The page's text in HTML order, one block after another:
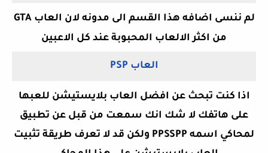
لم ننسى اضافه هذا القسم الى مدونه لان العاب GTA
من اكثر الالعاب المحبوبة عند كل الاعبين
العاب PSP
اذا كنت تبحث عن افضل العاب بلايستيشن للعبها
على هاتفك لا شك انك سمعت من قبل عن تطبيق
لمحاكي اسمه PPSSPP ولكن قد لا تعرف طريقة تثبيت